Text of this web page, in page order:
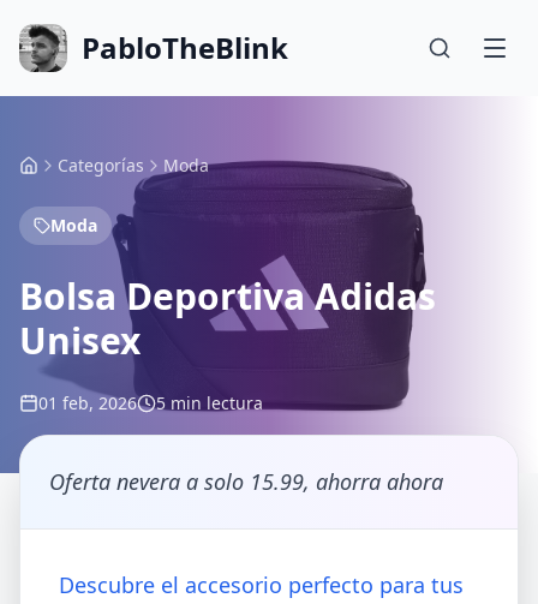
PabloTheBlink
Categorías Moda
Moda
Bolsa Deportiva Adidas
Unisex
01 feb, 2026 5 min lectura
Oferta nevera a solo 15.99, ahorra ahora
Descubre el accesorio perfecto para tus